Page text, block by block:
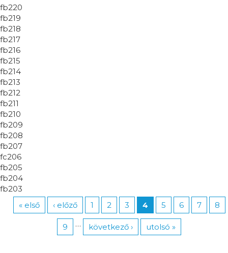
fb220
fb219
fb218
fb217
fb216
fb215
fb214
fb213
fb212
fb211
fb210
fb209
fb208
fb207
fc206
fb205
fb204
fb203
« első
‹ előző 1 2 3 4 5 6 7 8
9 … következő › utolsó »